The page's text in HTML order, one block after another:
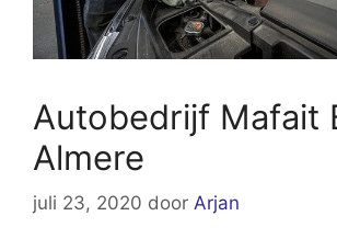
Autobedrijf Mafait
Almere
juli 23, 2020 door Arjan